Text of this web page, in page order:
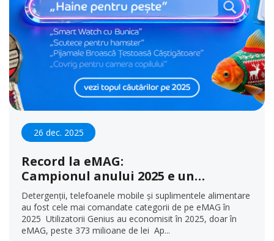
26 dec. 2025
Record la eMAG:
Campionul anului 2025 e un
sucevean care a plasat 2.409
comenzi
Detergenții, telefoanele mobile și suplimentele alimentare
au fost cele mai comandate categorii de pe eMAG în
2025 Utilizatorii Genius au economisit în 2025, doar în
eMAG, peste 373 milioane de lei Ap...